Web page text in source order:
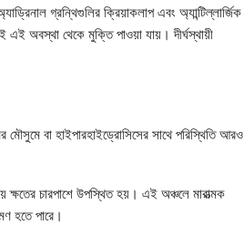
গ্রন্থিগুলির ক্রিয়াকলাপ এবং অ্যান্টিল্লার্জিক
এই অবস্থা থেকে মুক্তি পাওয়া যায়। দীর্ঘস্থায়ী
মৌসুমে বা হাইপারহাইড্রোসিসের সাথে পরিস্থিতি আরও
চারপাশে উপস্থিত হয়। এই অঞ্চলে মারাত্মক
হতে পারে।